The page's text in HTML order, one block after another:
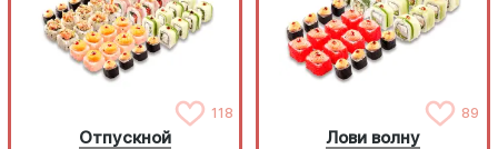
118
Отпускной
89
Лови волну